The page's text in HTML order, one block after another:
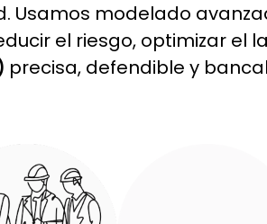
Usamos modelado
el riesgo, optimizar el
precisa, defendible y